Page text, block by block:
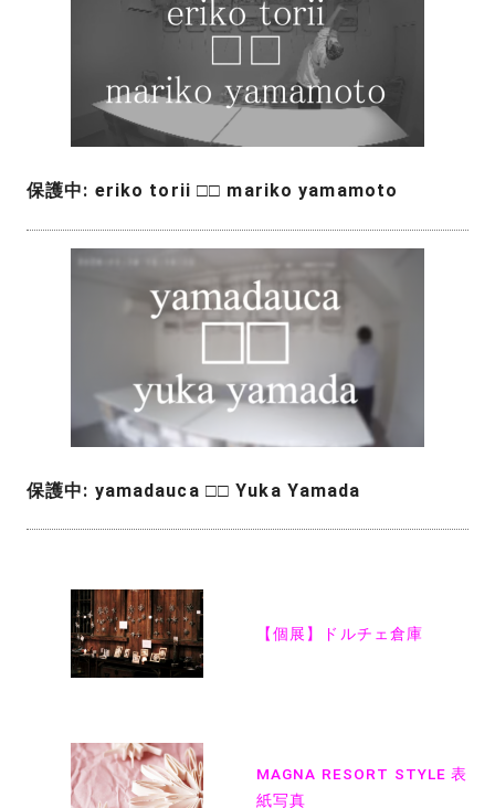
保護中: eriko torii □□ mariko yamamoto
保護中: yamadauca □□ Yuka Yamada
【個展】ドルチェ倉庫
MAGNA RESORT STYLE 表
紙写真